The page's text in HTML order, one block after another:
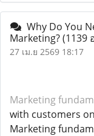
Why Do You
Marketing?(1139
27 เม.ย 2569 18:17
Marketing
with customers
Marketing